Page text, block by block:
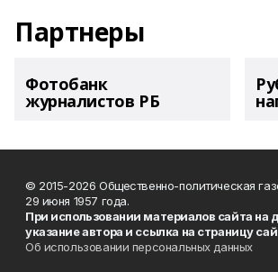
Партнеры
Фотобанк
журналистов РБ
© 2015-2026 Общественно-политическая
29 июня 1957 года.
При использовании материалов сайта на
указание автора и ссылка на страницу
Об использовании персональных данных